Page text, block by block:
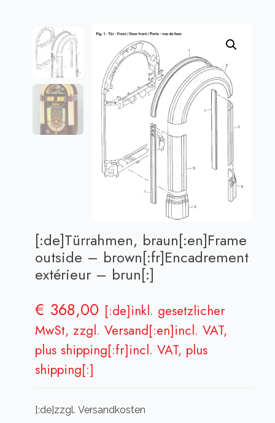
[:de]Türrahmen, braun[:en]Frame
outside – brown[:fr]Encadrement
extérieur – brun[:]
€ 368,00 [:de]inkl. gesetzlicher
MwSt, zzgl. Versand[:en]incl. VAT,
plus shipping[:fr]incl. VAT, plus
shipping[:]
[:de]zzgl. Versandkosten